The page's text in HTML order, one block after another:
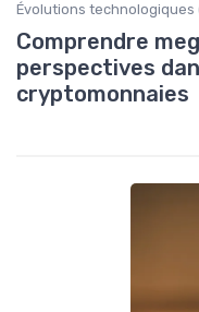
Évolutions technologiques
Comprendre
perspectives
cryptomonnaies